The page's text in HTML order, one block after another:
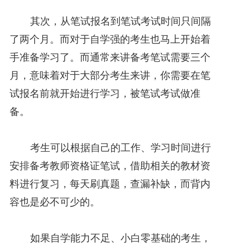
其次，从笔试报名到笔试考试时间只间隔
了两个月。而对于自学强的考生也马上开始着
手准备学习了。而通常来讲备考笔试需要三个
月，意味着对于大部分考生来讲，你需要在笔
试报名前就开始进行学习，被笔试考试做准
备。
考生可以根据自己的工作、学习时间进行
安排备考教师资格证笔试，借助相关的教材资
料进行复习，每天刷真题，查漏补缺，而背内
容也是必不可少的。
如果自学能力不足、小白零基础的考生，